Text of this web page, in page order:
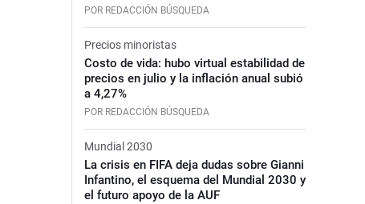
POR REDACCIÓN BÚSQUEDA
Precios minoristas
Costo de vida: hubo virtual estabilidad de
precios en julio y la inflación anual subió
a 4,27%
POR REDACCIÓN BÚSQUEDA
Mundial 2030
La crisis en FIFA deja dudas sobre Gianni
Infantino, el esquema del Mundial 2030 y
el futuro apoyo de la AUF